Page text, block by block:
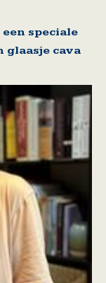
een speciale
glaasje cava